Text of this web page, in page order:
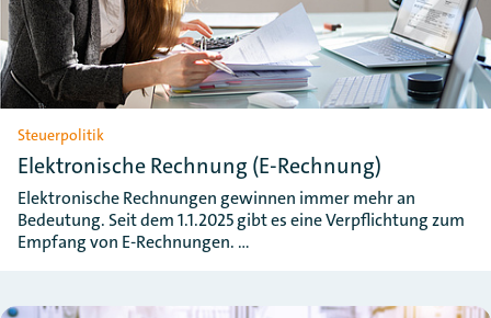
Steuerpolitik
Elektronische Rechnung (E-Rechnung)
Elektronische Rechnungen gewinnen immer mehr an
Bedeutung. Seit dem 1.1.2025 gibt es eine Verpflichtung zum
Empfang von E-Rechnungen. …